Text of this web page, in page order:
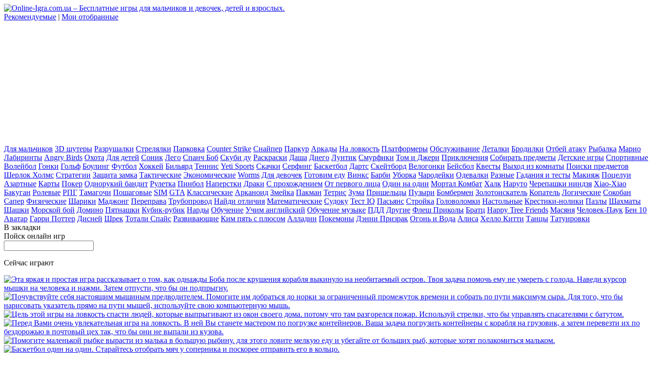
Рекомендуемые | Мои отобранные
Для мальчиков 3D шутеры Разрушалки Стрелялки Парковка Counter Strike Снайпер Паркур Аркады На ловкость Платформеры Обслуживание Леталки Бродилки Отбей атаку Рыбалка Марио
Лабиринты Angry Birds Охота Для детей Соник Лего Спанч Боб Скуби ду Раскраски Даша Диего Лунтик Смурфики Том и Джери Приключения Собирать предметы Детские игры Спортивные
Волейбол Гонки Гольф Боулинг Футбол Хоккей Бильярд Теннис Yeti Sports Скачки Серфинг Баскетбол Дартс Скейтборд Велогонки Бейсбол Квесты Выход из комнаты Поиски предметов
Шерлок Холмс Стратегии Защита замка Тактические Экономические Worms Для девочек Готовим еду Винкс Барби Уборка Чародейки Одевалки Разные Гадания и тесты Макияж Поцелуи
Азартные Карты Покер Однорукий бандит Рулетка Пинбол Наперстки Драки С прохождением От первого лица Один на один Мортал Комбат Халк Наруто Черепашки ниндзя Xiao-Xiao
Бакуган Ролевые РПГ Тамагочи Пошаговые SIM GTA Классические Арканоид Змейка Пакман Тетрис Зума Пришельцы Пузыри Бомбермен Золотоискатель Копатель Логические Сокобан
Сапер Физические Шарики Маджонг Переправа Трубопровод Найди отличия Математические Судоку Тест IQ Пасьянс Стройка Головоломки Настольные Крестики-нолики Пазлы Шахматы
Шашки Морской бой Домино Пятнашки Кубик-рубик Нарды Обучение Учим английский Обучение музыке ПДД Другие Флеш Приколы Братц Happy Tree Friends Масяня Человек-Паук Бен 10
Аватар Гарри Поттер Дисней Шрек Тотали Спайс Развивающие Ким пять с плюсом Алладин Покемоны Дэнни Призрак Огонь и Вода Алиса Хелло Китти Танцы Татуировки
В закладки
Пойск онлайн игр
Сейчас играют